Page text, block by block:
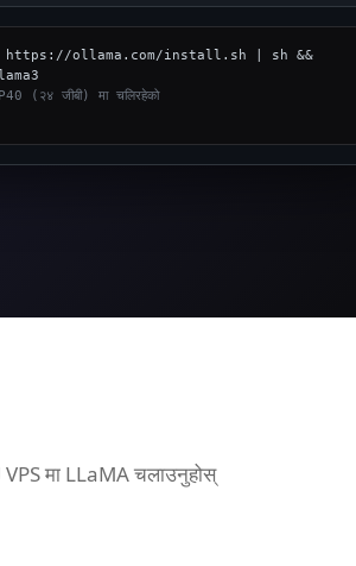
ollama.com/install.sh | sh &&
(२४ जीबी) मा चलिरहेको
मा LLaMA चलाउनुहोस्